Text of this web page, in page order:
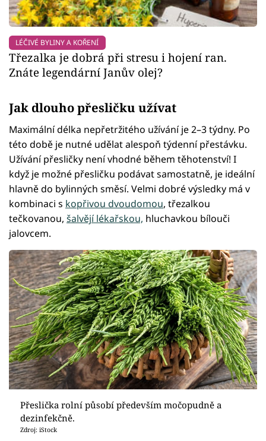
LÉČIVÉ BYLINY A KOŘENÍ
Třezalka je dobrá při stresu i hojení ran.
Znáte legendární Janův olej?
Jak dlouho přesličku užívat
Maximální délka nepřetržitého užívání je 2–3 týdny. Po
této době je nutné udělat alespoň týdenní přestávku.
Užívání přesličky není vhodné během těhotenství! I
když je možné přesličku podávat samostatně, je ideální
hlavně do bylinných směsí. Velmi dobré výsledky má v
kombinaci s kopřivou dvoudomou, třezalkou
tečkovanou, šalvějí lékařskou, hluchavkou bílouči
jalovcem.
Přeslička rolní působí především močopudně a
dezinfekčně.
Zdroj: iStock